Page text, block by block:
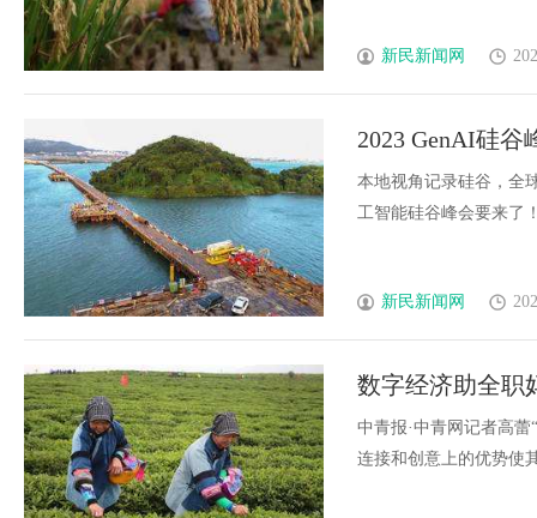
新民新闻网
2023 GenAI硅
Deepmind
本地视角记录硅谷，全
工智能硅谷峰会要来了
新民新闻网
数字经济助全职
中青报·中青网记者高
连接和创意上的优势使